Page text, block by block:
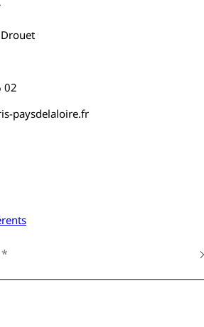
02
paysdelaloire.fr